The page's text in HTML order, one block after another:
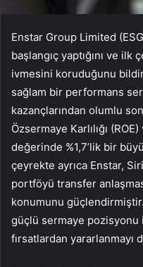
Enstar Group Limited
başlangıç yaptığını ve
ivmesini koruduğunu
sağlam bir performans
kazançlarından olumlu
Özsermaye Karlılığı
değerinde %1,7’lik bir
çeyrekte ayrıca Enstar,
portföyü transfer
konumunu güçlendirmiştir.
güçlü sermaye pozisyonu
fırsatlardan